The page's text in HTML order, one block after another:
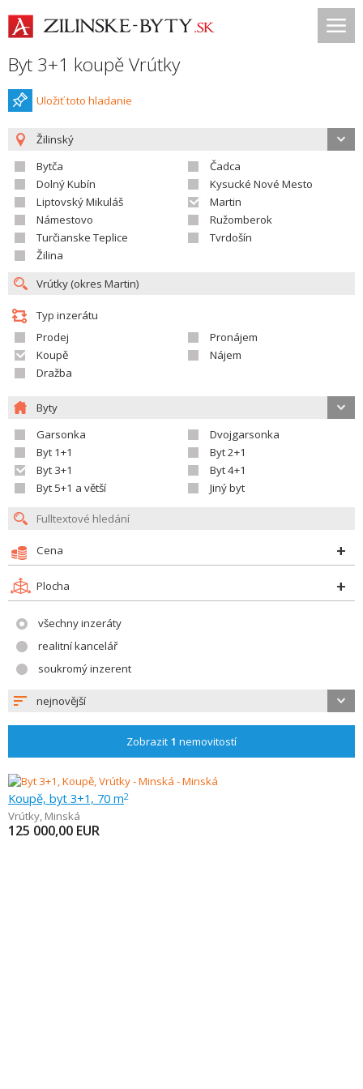
Byt 3+1 koupě Vrútky
Uložiť toto hladanie
Žilinský
Bytča
Čadca
Dolný Kubín
Kysucké Nové Mesto
Liptovský Mikuláš
Martin
Námestovo
Ružomberok
Turčianske Teplice
Tvrdošín
Žilina
Typ inzerátu
Prodej
Pronájem
Koupě
Nájem
Dražba
Byty
Garsonka
Dvojgarsonka
Byt 1+1
Byt 2+1
Byt 3+1
Byt 4+1
Byt 5+1 a větší
Jiný byt
Cena
Plocha
všechny inzeráty
realitní kancelář
soukromý inzerent
nejnovější
Zobrazit 1 nemovitostí
Koupě, byt 3+1, 70 m2
Vrútky, Minská
125 000,00 EUR